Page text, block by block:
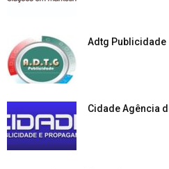
Adtg Publicidade
Cidade Agência